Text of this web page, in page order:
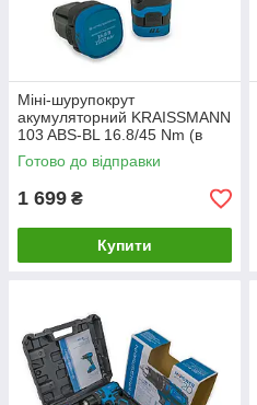
Міні-шурупокрут
акумуляторний KRAISSMANN
103 ABS-BL 16.8/45 Nm (в
кейсі)
Готово до відправки
1 699 ₴
Купити